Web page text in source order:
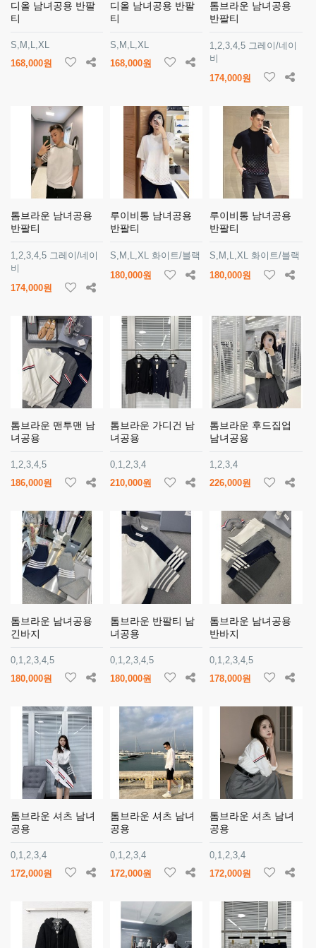
디올 남녀공용 반팔
티
S,M,L,XL
168,000원
디올 남녀공용 반팔
티
S,M,L,XL
168,000원
톰브라운 남녀공용
반팔티
1,2,3,4,5 그레이/네이
비
174,000원
톰브라운 남녀공용
반팔티
1,2,3,4,5 그레이/네이
비
174,000원
루이비통 남녀공용
반팔티
S,M,L,XL 화이트/블랙
180,000원
루이비통 남녀공용
반팔티
S,M,L,XL 화이트/블랙
180,000원
톰브라운 맨투맨 남
녀공용
1,2,3,4,5
186,000원
톰브라운 가디건 남
녀공용
0,1,2,3,4
210,000원
톰브라운 후드집업
남녀공용
1,2,3,4
226,000원
톰브라운 남녀공용
긴바지
0,1,2,3,4,5
180,000원
톰브라운 반팔티 남
녀공용
0,1,2,3,4,5
180,000원
톰브라운 남녀공용
반바지
0,1,2,3,4,5
178,000원
톰브라운 셔츠 남녀
공용
0,1,2,3,4
172,000원
톰브라운 셔츠 남녀
공용
0,1,2,3,4
172,000원
톰브라운 셔츠 남녀
공용
0,1,2,3,4
172,000원